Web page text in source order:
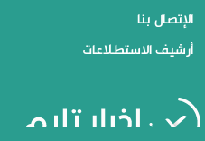
الإتصال بنا
أرشيف الاستطلاعات